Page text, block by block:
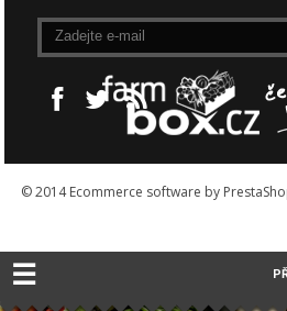
© 2014Ecommerce software by
☰